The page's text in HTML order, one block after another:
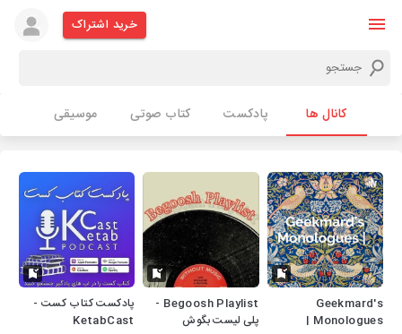
خرید اشتراک
کانال ها پادکست کتاب صوتی موسیقی
Geekmard's
Monologues |
Begoosh Playlist -
پلی لیست بگوش
پادکست کتاب کست -
KetabCast